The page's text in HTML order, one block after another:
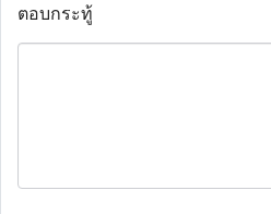
ตอบกระทู้